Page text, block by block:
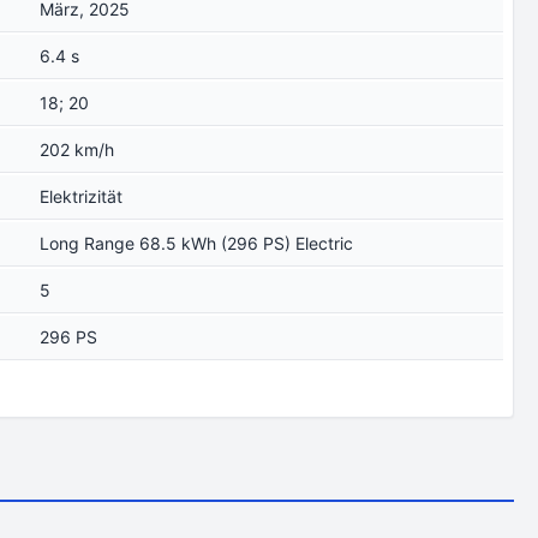
März, 2025
6.4 s
18; 20
202 km/h
Elektrizität
Long Range 68.5 kWh (296 PS) Electric
5
296 PS